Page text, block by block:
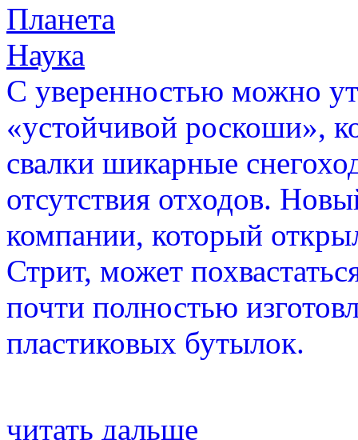
Планета
Наука
С уверенностью можно
«устойчивой роскоши»,
свалки шикарные
отсутствия отходов.
компании, который
Стрит, может
почти полностью
пластиковых бутылок.
читать дальше